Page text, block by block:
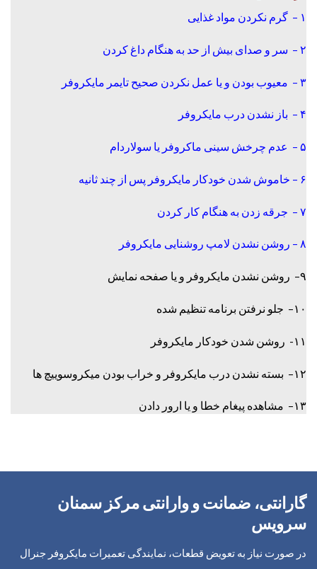
۱ – گرم نکردن مواد غذایی
۲ – سر و صدای بیش از حد به هنگام داغ کردن
۳ – معیوب بودن و یا عمل نکردن صحیح تایمر مایکروفر
۴ – باز نشدن درب مایکروفر
۵ – عدم چرخش سینی ماکروفر یا سولاردام
۶ – خاموش شدن خودکار مایکروفر پس از چند ثانیه
۷ – جرقه زدن به هنگام کار کردن
۸ – روشن نشدن لامپ روشنایی مایکروفر
۹– روشن نشدن مایکروفر و یا صفحه نمایش
۱۰– جلو نرفتن برنامه تنظیم شده
۱۱- روشن شدن خودکار مایکروفر
۱۲– بسته نشدن درب مایکروفر و خراب بودن میکروسوییچ ها
۱۳– مشاهده پیغام خطا و یا ارور دادن
گارانتی، ضمانت و وارانتی مرکز سمنان
سرویس
در صورت نیاز به تعویض قطعات، نمایندگی تعمیرات مایکروفر جنرال